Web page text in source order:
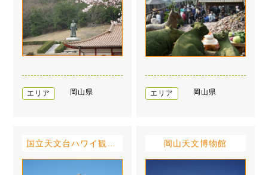
エリア 岡山県 エリア 岡山県
岡山天文博物館